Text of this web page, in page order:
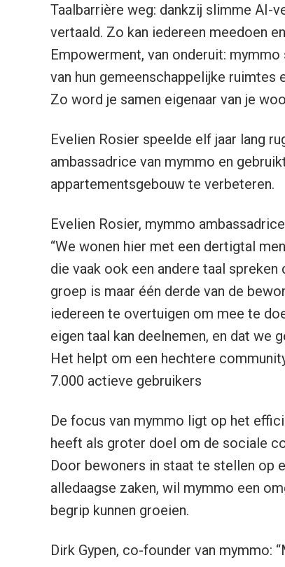
Taalbarrière weg: dankzij slimme AI-
vertaald. Zo kan iedereen meedoen
Empowerment, van onderuit:
van hun gemeenschappelijke
Zo word je samen eigenaar van je
Evelien Rosier speelde elf jaar lang
ambassadrice van mymmo en
appartementsgebouw te verbeteren.
Evelien Rosier, mymmo ambassadrice
“We wonen hier met een dertigtal
die vaak ook een andere taal
groep is maar één derde van de
iedereen te overtuigen om mee te
eigen taal kan deelnemen, en dat we
Het helpt om een hechtere
7.000 actieve gebruikers
De focus van mymmo ligt op het
heeft als groter doel om de sociale
Door bewoners in staat te stellen op
alledaagse zaken, wil mymmo een
begrip kunnen groeien.
Dirk Gypen, co-founder van mymmo: